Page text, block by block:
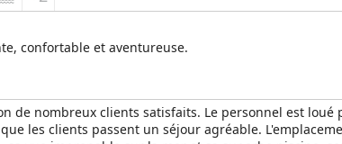
confortable et aventureuse.
de nombreux clients satisfaits. Le personnel est loué
les clients passent un séjour agréable.